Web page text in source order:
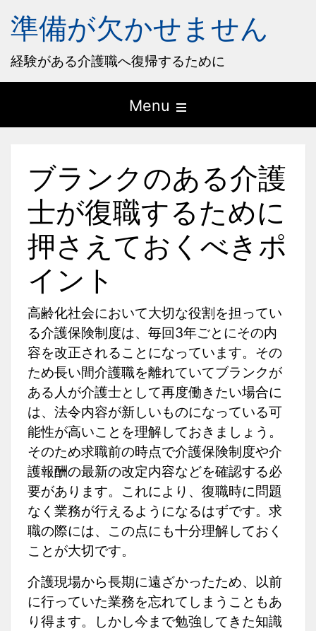
準備が欠かせません
経験がある介護職へ復帰するために
Menu
the
menu
ブランクのある介護
士が復職するために
押さえておくべきポ
イント
高齢化社会において大切な役割を担ってい
る介護保険制度は、毎回3年ごとにその内
容を改正されることになっています。その
ため長い間介護職を離れていてブランクが
ある人が介護士として再度働きたい場合に
は、法令内容が新しいものになっている可
能性が高いことを理解しておきましょう。
そのため求職前の時点で介護保険制度や介
護報酬の最新の改定内容などを確認する必
要があります。これにより、復職時に問題
なく業務が行えるようになるはずです。求
職の際には、この点にも十分理解しておく
ことが大切です。
介護現場から長期に遠ざかったため、以前
に行っていた業務を忘れてしまうこともあ
り得ます。しかし今まで勉強してきた知識